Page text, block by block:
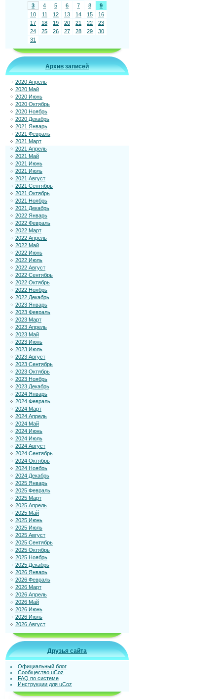
3
4 5 6 7 8
9
10
11 12 13 14 15
16
17
18 19 20 21 22
23
24
25 26 27 28 29
30
31
Архив записей
2020 Апрель
2020 Май
2020 Июнь
2020 Октябрь
2020 Ноябрь
2020 Декабрь
2021 Январь
2021 Февраль
2021 Март
2021 Апрель
2021 Май
2021 Июнь
2021 Июль
2021 Август
2021 Сентябрь
2021 Октябрь
2021 Ноябрь
2021 Декабрь
2022 Январь
2022 Февраль
2022 Март
2022 Апрель
2022 Май
2022 Июнь
2022 Июль
2022 Август
2022 Сентябрь
2022 Октябрь
2022 Ноябрь
2022 Декабрь
2023 Январь
2023 Февраль
2023 Март
2023 Апрель
2023 Май
2023 Июнь
2023 Июль
2023 Август
2023 Сентябрь
2023 Октябрь
2023 Ноябрь
2023 Декабрь
2024 Январь
2024 Февраль
2024 Март
2024 Апрель
2024 Май
2024 Июнь
2024 Июль
2024 Август
2024 Сентябрь
2024 Октябрь
2024 Ноябрь
2024 Декабрь
2025 Январь
2025 Февраль
2025 Март
2025 Апрель
2025 Май
2025 Июнь
2025 Июль
2025 Август
2025 Сентябрь
2025 Октябрь
2025 Ноябрь
2025 Декабрь
2026 Январь
2026 Февраль
2026 Март
2026 Апрель
2026 Май
2026 Июнь
2026 Июль
2026 Август
Друзья сайта
Официальный блог
Сообщество uCoz
FAQ по системе
Инструкции для uCoz